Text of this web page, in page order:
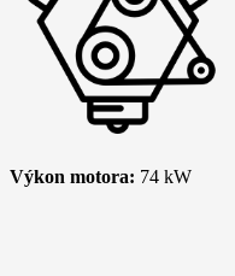
Výkon motora: 74 kW